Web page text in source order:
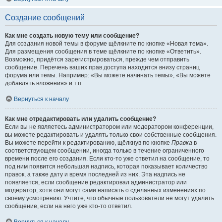
Создание сообщений
Как мне создать новую тему или сообщение?
Для создания новой темы в форуме щёлкните по кнопке «Новая тема».
Для размещения сообщения в теме щёлкните по кнопке «Ответить».
Возможно, придётся зарегистрироваться, прежде чем отправить
сообщение. Перечень ваших прав доступа находится внизу страниц
форума или темы. Например: «Вы можете начинать темы», «Вы можете
добавлять вложения» и т.п.
Вернуться к началу
Как мне отредактировать или удалить сообщение?
Если вы не являетесь администратором или модератором конференции,
вы можете редактировать и удалять только свои собственные сообщения.
Вы можете перейти к редактированию, щёлкнув по кнопке Правка в
соответствующем сообщении, иногда только в течение ограниченного
времени после его создания. Если кто-то уже ответил на сообщение, то
под ним появится небольшая надпись, которая показывает количество
правок, а также дату и время последней из них. Эта надпись не
появляется, если сообщение редактировал администратор или
модератор, хотя они могут сами написать о сделанных изменениях по
своему усмотрению. Учтите, что обычные пользователи не могут удалить
сообщение, если на него уже кто-то ответил.